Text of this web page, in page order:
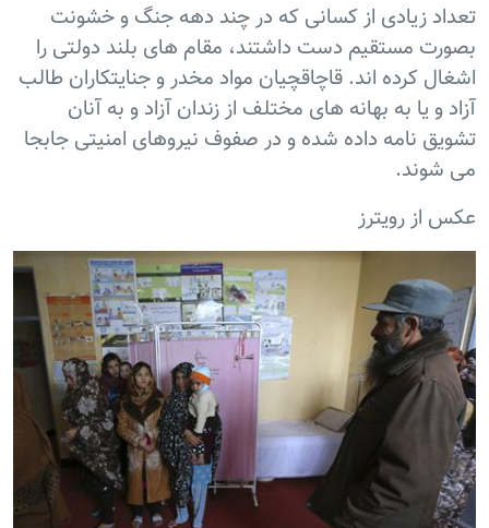
تعداد زیادی از کسانی که در چند دهه جنگ و خشونت
بصورت مستقیم دست داشتند، مقام های بلند دولتی را
اشغال کرده اند. قاچاقچیان مواد مخدر و جنایتکاران طالب
آزاد و یا به بهانه های مختلف از زندان آزاد و به آنان
تشویق نامه داده شده و در صفوف نیروهای امنیتی جابجا
می شوند.
عکس از رویترز